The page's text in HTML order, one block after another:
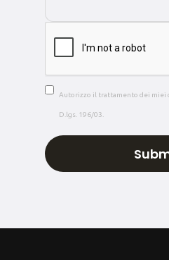
Autorizzo il trattamento dei miei
D.lgs. 196/03.